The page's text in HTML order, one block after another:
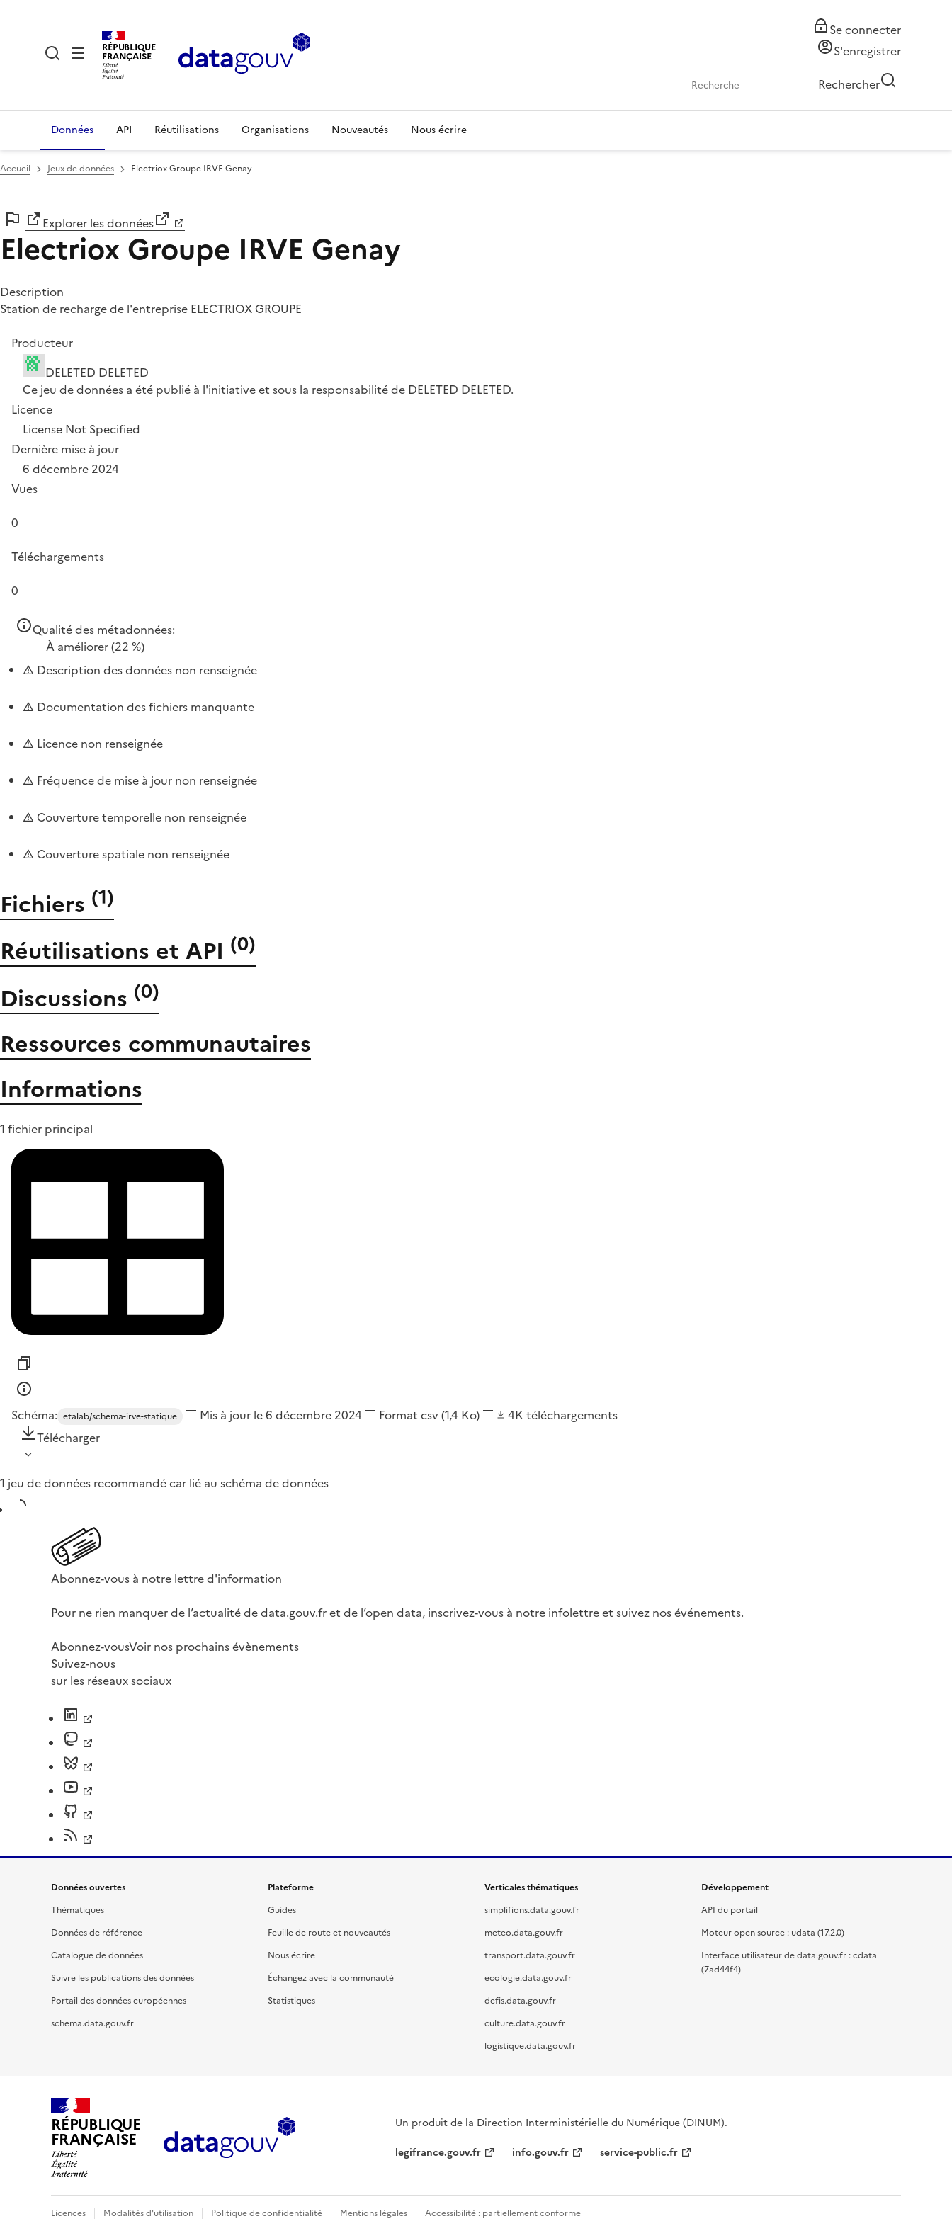
RÉPUBLIQUE
FRANÇAISE
Se connecter
S'enregistrer
Rechercher
Données API Réutilisations Organisations Nouveautés Nous écrire
Accueil Jeux de données Electriox Groupe IRVE Genay
Explorer les données
Electriox Groupe IRVE Genay
Description
Station de recharge de l'entreprise ELECTRIOX GROUPE
Producteur
DELETED DELETED
Ce jeu de données a été publié à l'initiative et sous la responsabilité de DELETED DELETED.
Licence
License Not Specified
Dernière mise à jour
6 décembre 2024
Vues
0
Téléchargements
0
Qualité des métadonnées:
À améliorer(22 %)
Description des données non renseignée
Documentation des fichiers manquante
Licence non renseignée
Fréquence de mise à jour non renseignée
Couverture temporelle non renseignée
Couverture spatiale non renseignée
Fichiers (1)
Réutilisations et API (0)
Discussions (0)
Ressources communautaires
Informations
1 fichier principal
Schéma: etalab/schema-irve-statique Mis à jour le 6 décembre 2024 Format csv(1,4 Ko) 4K téléchargements
Télécharger
1 jeu de données recommandé car lié au schéma de données
Abonnez-vous à notre lettre d'information
Pour ne rien manquer de l’actualité de data.gouv.fr et de l’open data, inscrivez-vous à notre infolettre et suivez nos événements.
Abonnez-vousVoir nos prochains évènements
Suivez-nous
sur les réseaux sociaux
Données ouvertes
Thématiques
Données de référence
Catalogue de données
Suivre les publications des données
Portail des données européennes
schema.data.gouv.fr
Plateforme
Guides
Feuille de route et nouveautés
Nous écrire
Échangez avec la communauté
Statistiques
Verticales thématiques
simplifions.data.gouv.fr
meteo.data.gouv.fr
transport.data.gouv.fr
ecologie.data.gouv.fr
defis.data.gouv.fr
culture.data.gouv.fr
logistique.data.gouv.fr
Développement
API du portail
Moteur open source : udata (17.2.0)
Interface utilisateur de data.gouv.fr : cdata
(7ad44f4)
RÉPUBLIQUE
FRANÇAISE
Un produit de la Direction Interministérielle du Numérique (DINUM).
legifrance.gouv.fr
info.gouv.fr service-public.fr
Licences Modalités d'utilisation Politique de confidentialité Mentions légales Accessibilité : partiellement conforme